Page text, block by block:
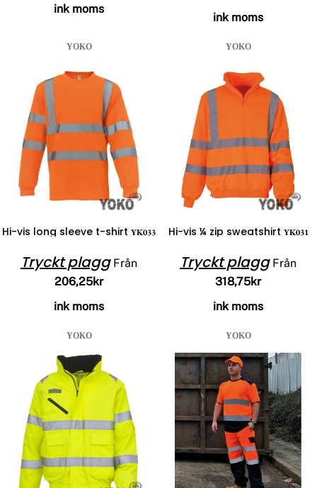
ink moms
ink moms
YOKO
Hi-vis long sleeve t-shirt YK033
Tryckt plaggFrån
206,25kr
ink moms
YOKO
Hi-vis ¼ zip sweatshirt YK031
Tryckt plaggFrån
318,75kr
ink moms
YOKO YOKO